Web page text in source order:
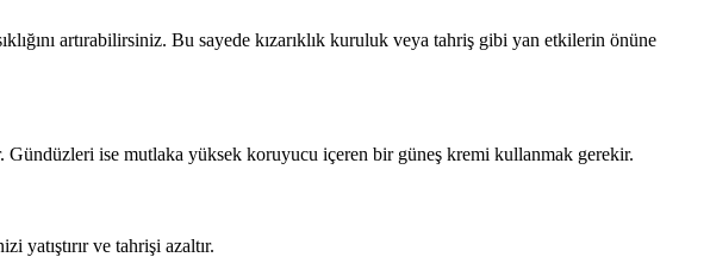
artırabilirsiniz. Bu sayede kızarıklık kuruluk veya tahriş gibi yan etkilerin önüne
Gündüzleri ise mutlaka yüksek koruyucu içeren bir güneş kremi kullanmak gerekir.
yatıştırır ve tahrişi azaltır.